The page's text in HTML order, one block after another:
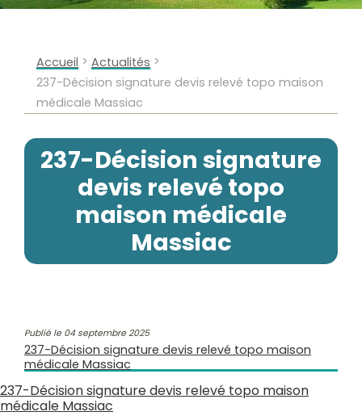
Accueil > Actualités >
237-Décision signature devis relevé topo maison
médicale Massiac
237-Décision signature
devis relevé topo
maison médicale
Massiac
Publié le 04 septembre 2025
237-Décision signature devis relevé topo maison
médicale Massiac
237-Décision signature devis relevé topo maison
médicale Massiac